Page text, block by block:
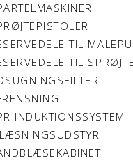
TIL
TIL
INDUKTIONSSYSTEM